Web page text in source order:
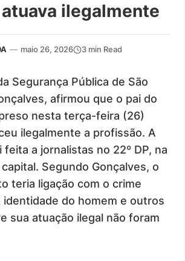
ilegalmente
— maio 26, 2026 3 min Read
Segurança Pública de São
afirmou que o pai do
nesta terça-feira (26)
ilegalmente a profissão. A
feita a jornalistas no 22º DP, na
Segundo Gonçalves, o
teria ligação com o crime
identidade do homem e outros
sua atuação ilegal não foram